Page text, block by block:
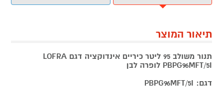
תיאור המוצר
תנור משולב 95 ליטר כיריים אינדוקציה דגם LOFRA
PBPG96MFT/5I לופרה לבן
דגם: PBPG96MFT/5I